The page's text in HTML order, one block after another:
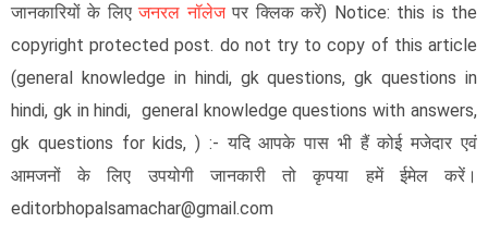
जानकारियों के लिएजनरल नॉलेजपर क्लिक करें) Notice: this is the
copyright protected post. do not try to copy of this article
(general knowledge in hindi, gk questions, gk questions in
hindi, gk in hindi, general knowledge questions with answers,
gk questions for kids, ) :- यदि आपके पास भी हैं कोई मजेदार एवं
आमजनों के लिए उपयोगी जानकारी तो कृपया हमें ईमेल करें।
editorbhopalsamachar@gmail.com